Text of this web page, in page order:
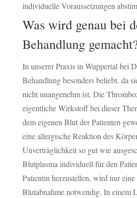
individuelle Voraussetzungen
Was wird genau bei
Behandlung
In unserer Praxis in Wuppertal bei
Behandlung besonders beliebt, da
nicht unangenehm ist. Die
eigentliche Wirkstoff bei dieser
dem eigenen Blut der Patienten
eine allergische Reaktion des
Unverträglichkeit so gut wie
Blutplasma individuell für den
Patientin herzustellen, wird nur
Blutabnahme notwendig. In einem